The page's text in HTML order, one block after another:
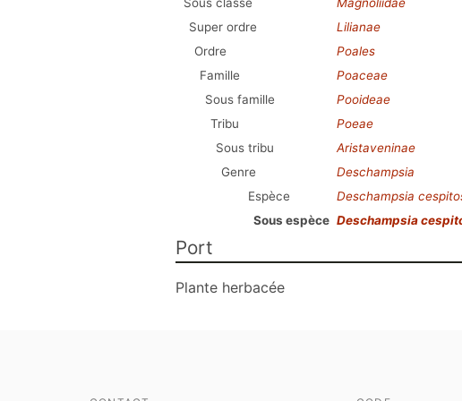
Super ordre
Lilianae
Ordre
Poales
Famille
Poaceae
Sous famille
Pooideae
Tribu
Poeae
Sous tribu
Aristaveninae
Genre
Deschampsia
Espèce
Deschampsia
Sous espèce Deschampsia
Port
Plante herbacée